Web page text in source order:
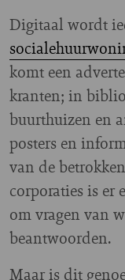
Digitaal wordt
komt een
kranten; in
buurthuizen en
posters en
van de
corporaties is er
om vragen van
beantwoorden.
Maar is dit